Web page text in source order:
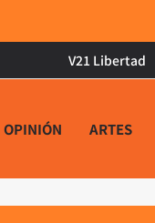
V21 Libertad
OPINIÓN ARTES